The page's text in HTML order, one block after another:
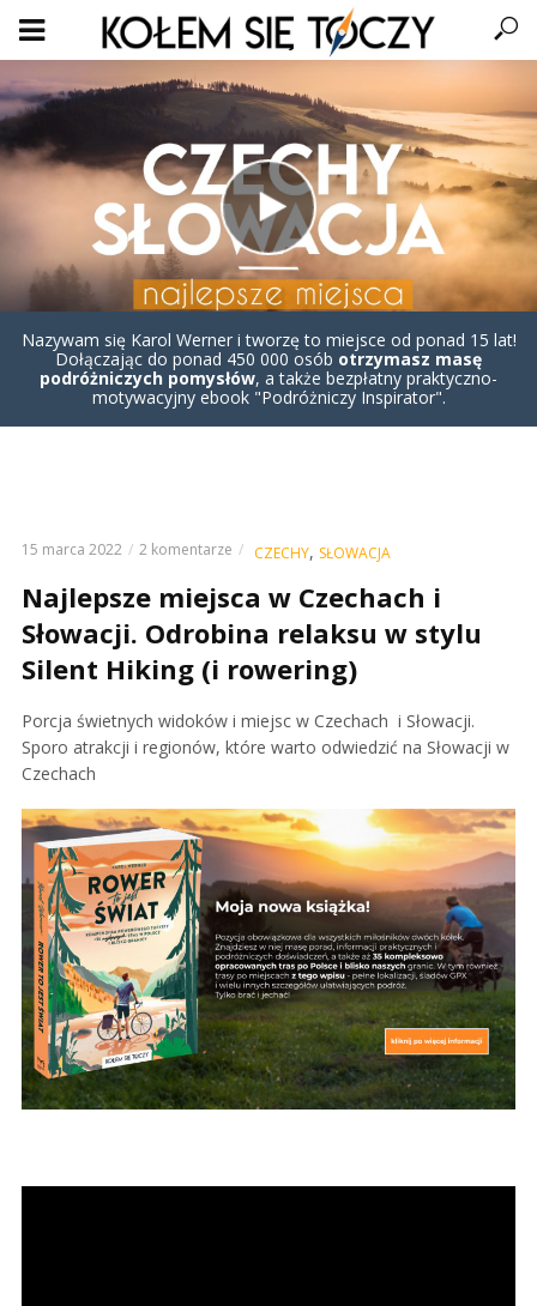
Nazywam się Karol Werner i tworzę to miejsce od ponad 15 lat!
Dołączając do ponad 450 000 osób otrzymasz masę
podróżniczych pomysłów, a także bezpłatny praktyczno-
motywacyjny ebook "Podróżniczy Inspirator".
15 marca 2022 2 komentarze CZECHY, SŁOWACJA
Najlepsze miejsca w Czechach i
Słowacji. Odrobina relaksu w stylu
Silent Hiking (i rowering)
Porcja świetnych widoków i miejsc w Czechach i Słowacji.
Sporo atrakcji i regionów, które warto odwiedzić na Słowacji w
Czechach